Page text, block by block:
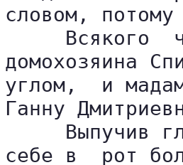
словом,
Всякого
домохозяина
углом,  и
Ганну
Выпучив
себе в  рот